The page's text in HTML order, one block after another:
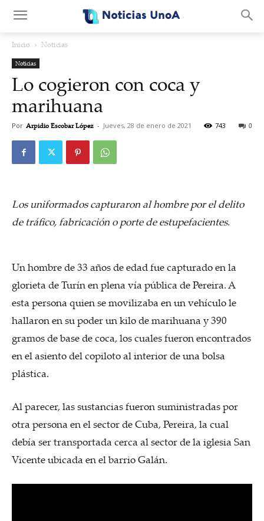
Inicio Noticias
Noticias
Lo cogieron con coca y
marihuana
Por Arpidio Escobar López - Jueves, 28 de enero de 2021 0
743
Los uniformados capturaron al hombre por el delito
de tráfico, fabricación o porte de estupefacientes.
Un hombre de 33 años de edad fue capturado en la
glorieta de Turín en plena vía pública de Pereira. A
esta persona quien se movilizaba en un vehículo le
hallaron en su poder un kilo de marihuana y 390
gramos de base de coca, los cuales fueron encontrados
en el asiento del copiloto al interior de una bolsa
plástica.
Al parecer, las sustancias fueron suministradas por
otra persona en el sector de Cuba, Pereira, la cual
debía ser transportada cerca al sector de la iglesia San
Vicente ubicada en el barrio Galán.